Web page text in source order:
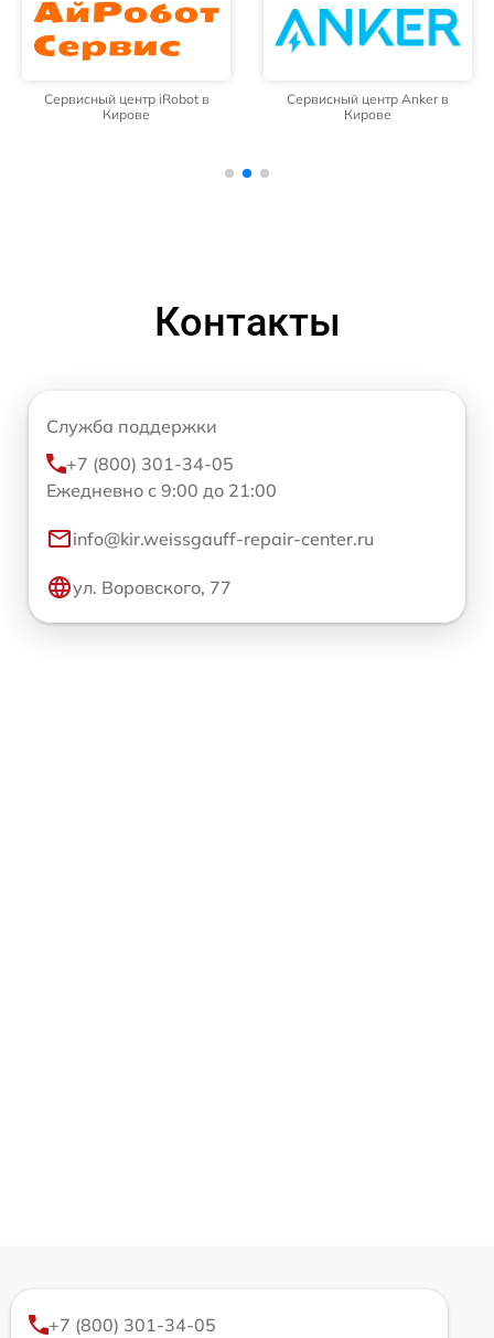
Сервисный центр iRobot в
Кирове
Сервисный центр Anker в
Кирове
Контакты
Служба поддержки
+7 (800) 301-34-05
Ежедневно с 9:00 до 21:00
info@kir.weissgauff-repair-center.ru
ул. Воровского, 77
+7 (800) 301-34-05